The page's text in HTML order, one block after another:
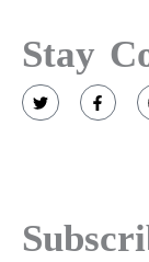
Stay